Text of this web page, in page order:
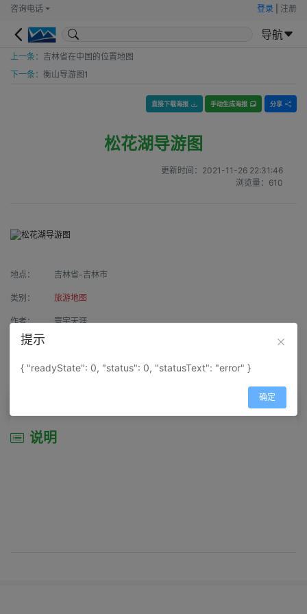
咨询电话 登录 注册
导航
上一条： 吉林省在中国的位置地图
下一条： 衡山导游图1
直接下载海报 手动生成海报 分享
松花湖导游图
更新时间： 2021-11-26 22:31:46
浏览量： 610
地点： 吉林省-吉林市
类别： 旅游地图
作者： 寰宇天涯
来源：
属性： 地图属性： 地图类型-景区导游图
说明
提示
{ "readyState": 0, "status": 0, "statusText": "error" }
确定